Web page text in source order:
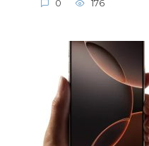
0 176